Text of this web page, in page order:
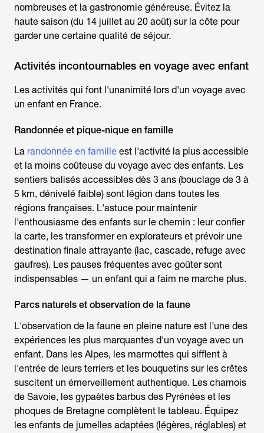
nombreuses et la gastronomie généreuse. Évitez la
haute saison (du 14 juillet au 20 août) sur la côte pour
garder une certaine qualité de séjour.
Activités incontournables en voyage avec enfant
Les activités qui font l'unanimité lors d'un voyage avec
un enfant en France.
Randonnée et pique-nique en famille
La randonnée en famille est l'activité la plus accessible
et la moins coûteuse du voyage avec des enfants. Les
sentiers balisés accessibles dès 3 ans (bouclage de 3 à
5 km, dénivelé faible) sont légion dans toutes les
régions françaises. L'astuce pour maintenir
l'enthousiasme des enfants sur le chemin : leur confier
la carte, les transformer en explorateurs et prévoir une
destination finale attrayante (lac, cascade, refuge avec
gaufres). Les pauses fréquentes avec goûter sont
indispensables — un enfant qui a faim ne marche plus.
Parcs naturels et observation de la faune
L'observation de la faune en pleine nature est l'une des
expériences les plus marquantes d'un voyage avec un
enfant. Dans les Alpes, les marmottes qui sifflent à
l'entrée de leurs terriers et les bouquetins sur les crêtes
suscitent un émerveillement authentique. Les chamois
de Savoie, les gypaètes barbus des Pyrénées et les
phoques de Bretagne complètent le tableau. Équipez
les enfants de jumelles adaptées (légères, réglables) et